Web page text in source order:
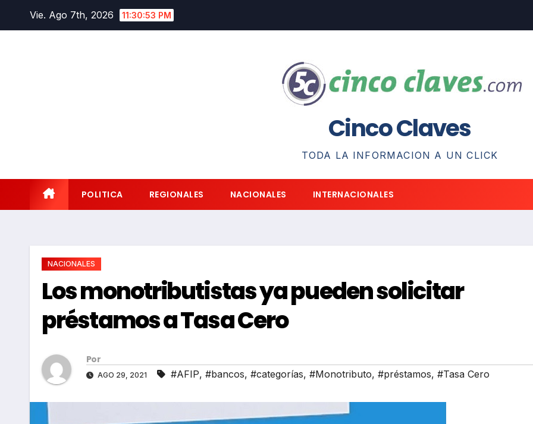
Vie. Ago 7th, 2026 11:30:54 PM
Cinco Claves
TODA LA INFORMACION A UN CLICK
POLITICA REGIONALES NACIONALES INTERNACIONALES
NACIONALES
Los monotributistas ya pueden solicitar
préstamos a Tasa Cero
Por
AGO 29, 2021 #AFIP, #bancos, #categorías, #Monotributo, #préstamos, #Tasa Cero